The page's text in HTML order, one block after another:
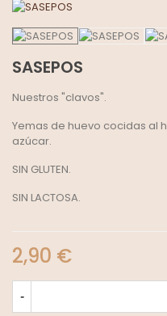
SASEPOS
Nuestros "clavos".
Yemas de huevo cocidas al
azúcar.
SIN GLUTEN.
SIN LACTOSA.
2,90 €
-